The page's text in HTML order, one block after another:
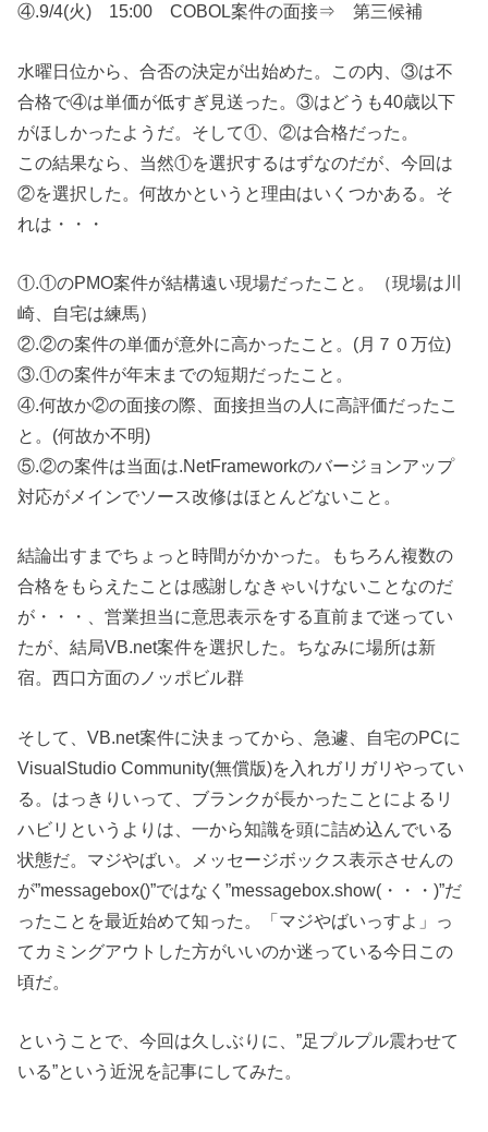
④.9/4(火) 15:00 COBOL案件の面接⇒ 第三候補
水曜日位から、合否の決定が出始めた。この内、③は不
合格で④は単価が低すぎ見送った。③はどうも40歳以下
がほしかったようだ。そして①、②は合格だった。
この結果なら、当然①を選択するはずなのだが、今回は
②を選択した。何故かというと理由はいくつかある。そ
れは・・・
①.①のPMO案件が結構遠い現場だったこと。（現場は川
崎、自宅は練馬）
②.②の案件の単価が意外に高かったこと。(月７０万位)
③.①の案件が年末までの短期だったこと。
④.何故か②の面接の際、面接担当の人に高評価だったこ
と。(何故か不明)
⑤.②の案件は当面は.NetFrameworkのバージョンアップ
対応がメインでソース改修はほとんどないこと。
結論出すまでちょっと時間がかかった。もちろん複数の
合格をもらえたことは感謝しなきゃいけないことなのだ
が・・・、営業担当に意思表示をする直前まで迷ってい
たが、結局VB.net案件を選択した。ちなみに場所は新
宿。西口方面のノッポビル群
そして、VB.net案件に決まってから、急遽、自宅のPCに
VisualStudio Community(無償版)を入れガリガリやってい
る。はっきりいって、ブランクが長かったことによるリ
ハビリというよりは、一から知識を頭に詰め込んでいる
状態だ。マジやばい。メッセージボックス表示させんの
が”messagebox()”ではなく”messagebox.show(・・・)”だ
ったことを最近始めて知った。「マジやばいっすよ」っ
てカミングアウトした方がいいのか迷っている今日この
頃だ。
ということで、今回は久しぶりに、”足プルプル震わせて
いる”という近況を記事にしてみた。